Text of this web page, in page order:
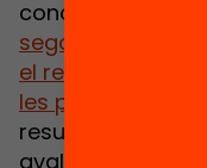
conclusions de
segona
el retorn
les persones
resultats de més
avaluen aquests